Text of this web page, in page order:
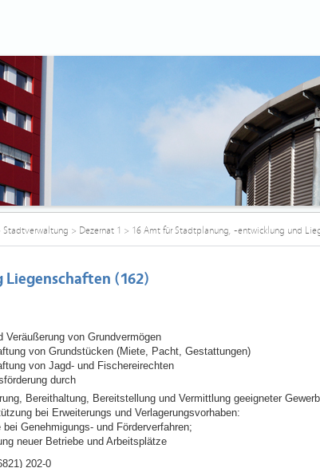
Stadtverwaltung > Dezernat 1 > 16 Amt für Stadtplanung, -entwicklung und
(162)
Veräußerung von Grundvermögen
von Grundstücken (Miete, Pacht, Gestattungen)
von Jagd- und Fischereirechten
durch
Bereithaltung, Bereitstellung und Vermittlung geeigneter
bei Erweiterungs und Verlagerungsvorhaben:
bei Genehmigungs- und Förderverfahren;
neuer Betriebe und Arbeitsplätze
202-0